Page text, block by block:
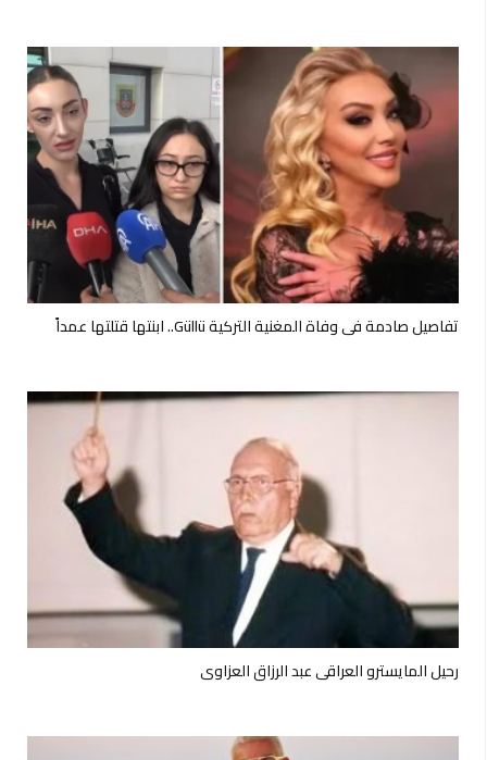
تفاصيل صادمة في وفاة المغنية التركية Güllü.. ابنتها قتلتها عمداً
رحيل المايسترو العراقي عبد الرزاق العزاوي